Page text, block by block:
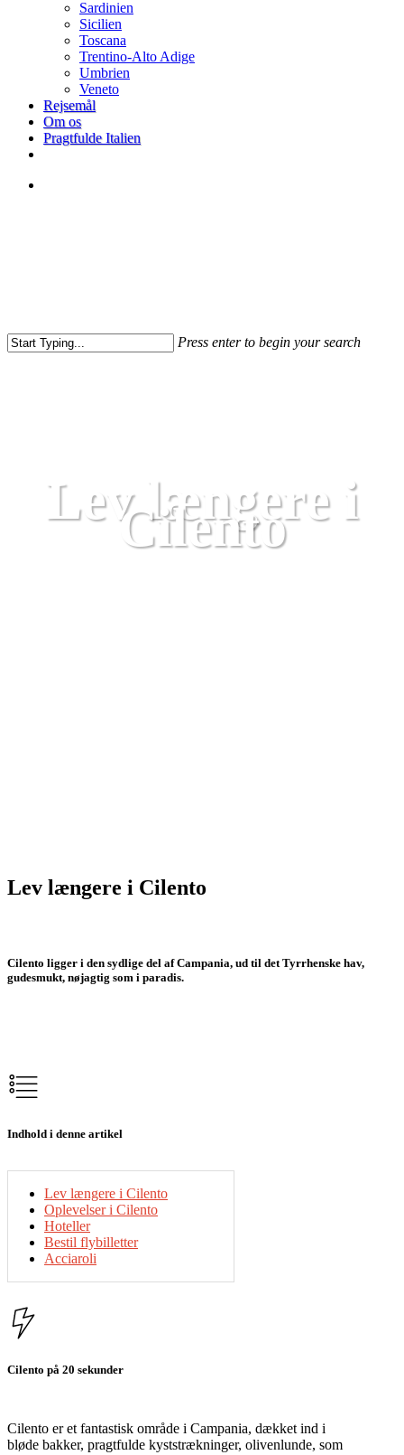
Sardinien
Sicilien
Toscana
Trentino-Alto Adige
Umbrien
Veneto
Rejsemål
Om os
Pragtfulde Italien
Press enter to begin your search
Lev længere i
Cilento
Lev længere i Cilento
Cilento ligger i den sydlige del af Campania, ud til det Tyrrhenske hav,
gudesmukt, nøjagtig som i paradis.
Indhold i denne artikel
Lev længere i Cilento
Oplevelser i Cilento
Hoteller
Bestil flybilletter
Acciaroli
Cilento på 20 sekunder
Cilento er et fantastisk område i Campania, dækket ind i
bløde bakker, pragtfulde kyststrækninger, olivenlunde, som